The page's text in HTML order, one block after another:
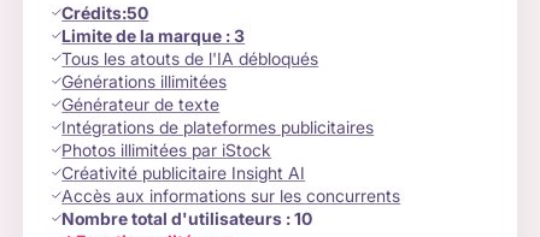
Crédits:50
Limite de la marque :3
Tous les atouts de l'IA débloqués
Générations illimitées
Générateur de texte
Intégrations de plateformes publicitaires
Photos illimitées par iStock
Créativité publicitaire Insight AI
Accès aux informations sur les concurrents
Nombre total d'utilisateurs :10